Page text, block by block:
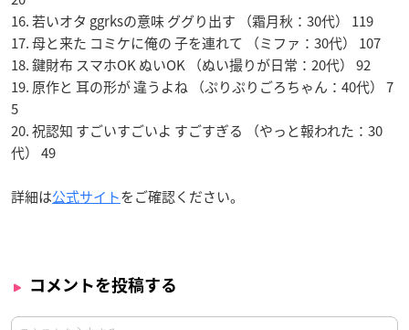
16. 若いオタ ggrksの意味 ググり出す （霜月秋：30代） 119
17. 母と来た コミケに俺の 子を連れて （ミファ：30代） 107
18. 鍵財布 スマホOK ぬいOK （ぬい撮りが日常：20代） 92
19. 原作と 耳の形が 違うよね （ぷりぷりごろちゃん：40代） 7
5
20. 祝認知 すごいすごいよ すごすぎる （やっと報われた：30
代） 49
詳細は公式サイトをご確認ください。
コメントを投稿する